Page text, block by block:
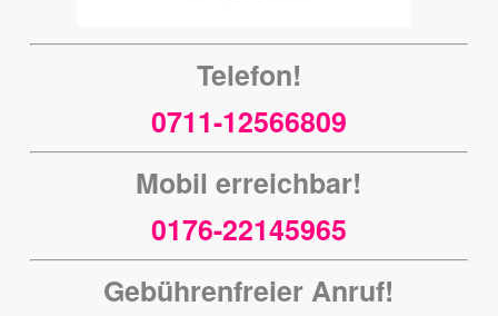
Telefon!
0711-12566809
Mobil erreichbar!
0176-22145965
Gebührenfreier Anruf!